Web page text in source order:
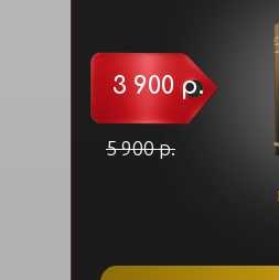
5 900 р.
3 900 р.